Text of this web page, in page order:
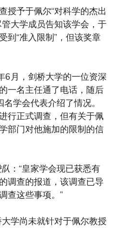
授予于佩尔“对科学的杰出
大学成员告知该学会，于
到“准入限制”，但该奖章
6月，剑桥大学的一位资深
一名主任通了电话，随后
学会代表介绍了情况。
行正式调查，但有关于佩
部门对他施加的限制的信
：“皇家学会现已获悉有
调查的报道，该调查已导
查这些事项。”
学尚未就针对于佩尔教授